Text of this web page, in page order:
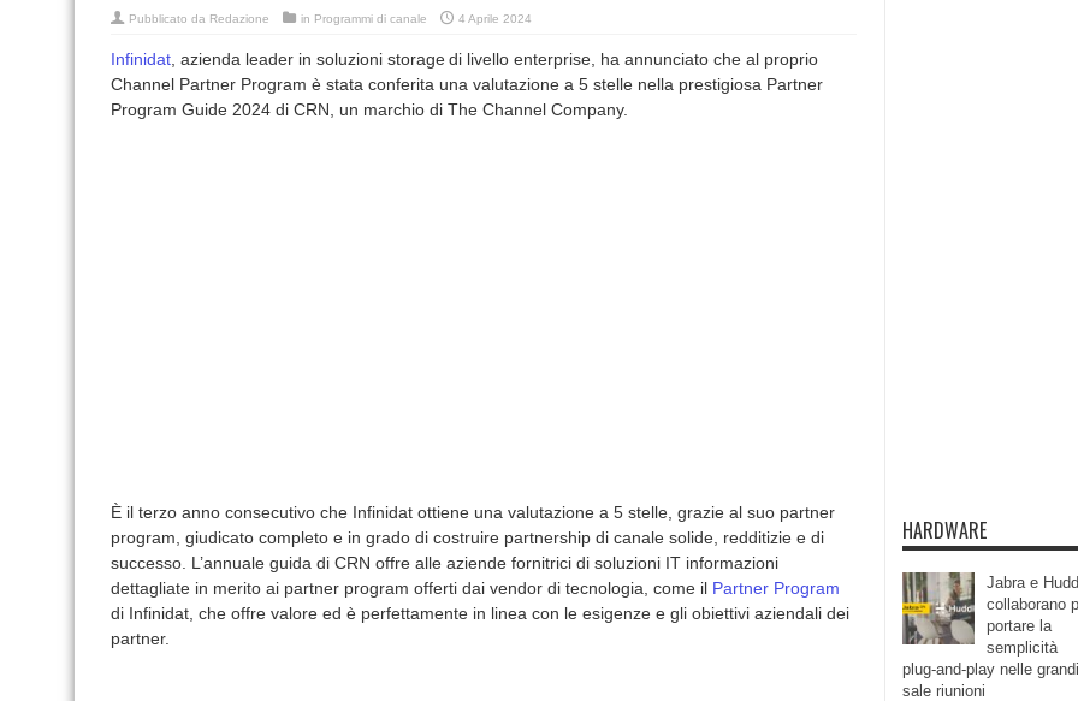
Pubblicato da Redazione in Programmi di canale 4 Aprile 2024
Infinidat , azienda leader in soluzioni storage di livello enterprise, ha annunciato che al proprio
Channel Partner Program è stata conferita una valutazione a 5 stelle nella prestigiosa Partner
Program Guide 2024 di CRN, un marchio di The Channel Company.
È il terzo anno consecutivo che Infinidat ottiene una valutazione a 5 stelle, grazie al suo partner
program, giudicato completo e in grado di costruire partnership di canale solide, redditizie e di
successo. L’annuale guida di CRN offre alle aziende fornitrici di soluzioni IT informazioni
dettagliate in merito ai partner program offerti dai vendor di tecnologia, come il Partner Program
di Infinidat, che offre valore ed è perfettamente in linea con le esigenze e gli obiettivi aziendali dei
partner.
HARDWARE
Jabra e
collaborano
portare la
semplicità
plug-and-play nelle grandi
sale riunioni